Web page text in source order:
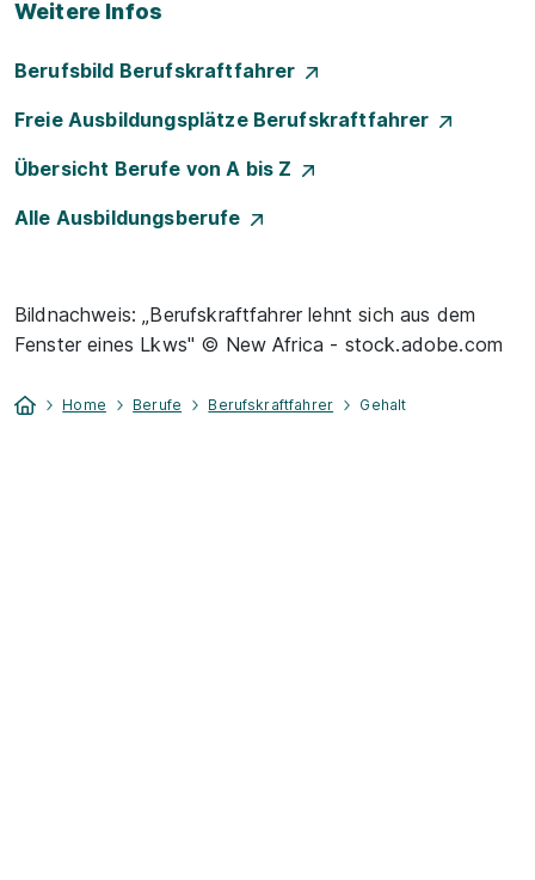
Weitere Infos
Berufsbild Berufskraftfahrer
Freie Ausbildungsplätze Berufskraftfahrer
Übersicht Berufe von A bis Z
Alle Ausbildungsberufe
Bildnachweis: „Berufskraftfahrer lehnt sich aus dem
Fenster eines Lkws" © New Africa - stock.adobe.com
Home Berufe Berufskraftfahrer Gehalt